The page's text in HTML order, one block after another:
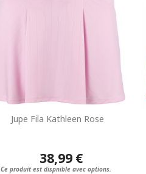
Jupe Fila Kathleen Rose
38,99 €
Ce produit est dispnible avec options.